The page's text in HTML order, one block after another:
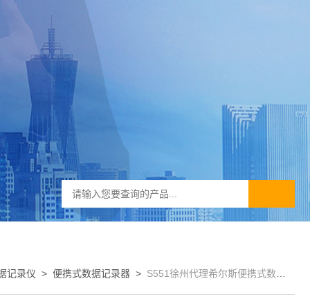
记录仪 >便携式数据记录器 > S551徐州代理希尔斯便携式数据记录器